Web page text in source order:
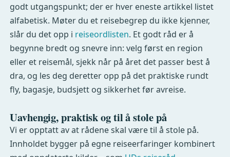
godt utgangspunkt; der er hver eneste artikkel listet
alfabetisk. Møter du et reisebegrep du ikke kjenner,
slår du det opp i reiseordlisten. Et godt råd er å
begynne bredt og snevre inn: velg først en region
eller et reisemål, sjekk når på året det passer best å
dra, og les deg deretter opp på det praktiske rundt
fly, bagasje, budsjett og sikkerhet før avreise.
Uavhengig, praktisk og til å stole på
Vi er opptatt av at rådene skal være til å stole på.
Innholdet bygger på egne reiseerfaringer kombinert